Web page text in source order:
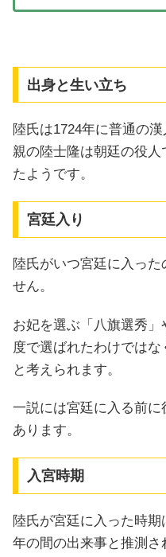
出身と生い立ち
陸氏は1724年に普通の
親の陸士隆は朝廷の役
たようです。
宮廷入り
陸氏がいつ宮廷に入っ
せん。
お妃を選ぶ「八旗選秀
度で選ばれたわけでは
と考えられます。
一説には宮廷に入る前
あります。
入宮時期
陸氏が宮廷に入った時
年の間の出来事と推測さ